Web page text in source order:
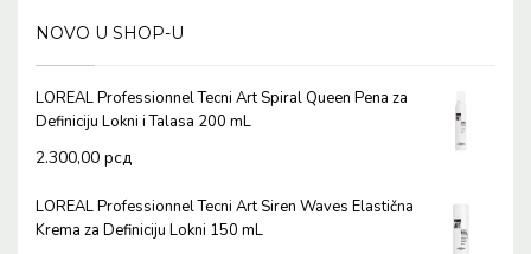
NOVO U SHOP-U
LOREAL Professionnel Tecni Art Spiral Queen Pena za
Definiciju Lokni i Talasa 200 mL
2.300,00 рсд
LOREAL Professionnel Tecni Art Siren Waves Elastična
Krema za Definiciju Lokni 150 mL